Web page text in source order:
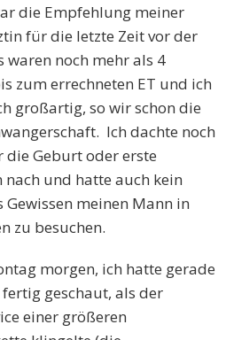
die Empfehlung meiner
für die letzte Zeit vor der
waren noch mehr als 4
zum errechneten ET und ich
großartig, so wir schon die
Ich dachte noch
die Geburt oder erste
nach und hatte auch kein
Gewissen meinen Mann in
zu besuchen.
morgen, ich hatte gerade
fertig geschaut, als der
einer größeren